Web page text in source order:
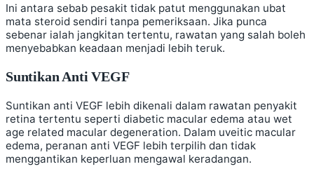
Ini antara sebab pesakit tidak patut menggunakan ubat
mata steroid sendiri tanpa pemeriksaan. Jika punca
sebenar ialah jangkitan tertentu, rawatan yang salah boleh
menyebabkan keadaan menjadi lebih teruk.
Suntikan Anti VEGF
Suntikan anti VEGF lebih dikenali dalam rawatan penyakit
retina tertentu seperti diabetic macular edema atau wet
age related macular degeneration. Dalam uveitic macular
edema, peranan anti VEGF lebih terpilih dan tidak
menggantikan keperluan mengawal keradangan.